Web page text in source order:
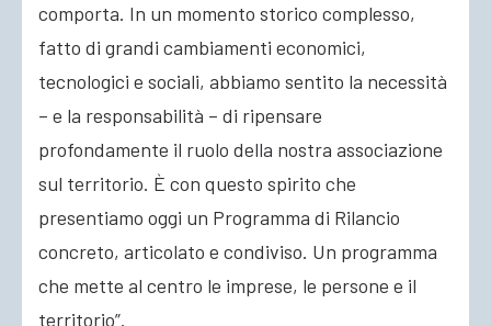
comporta. In un momento storico complesso,
fatto di grandi cambiamenti economici,
tecnologici e sociali, abbiamo sentito la necessità
– e la responsabilità – di ripensare
profondamente il ruolo della nostra associazione
sul territorio. È con questo spirito che
presentiamo oggi un Programma di Rilancio
concreto, articolato e condiviso. Un programma
che mette al centro le imprese, le persone e il
territorio”.